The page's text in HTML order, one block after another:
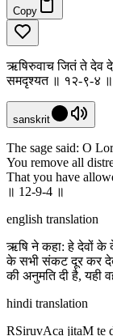
Copy
ऋषिरुवाच जितं ते देव
समदृश्यत ॥ १२-९-४ ॥
sanskrit
The sage said: O
You remove all
That you have
॥ 12-9-4 ॥
english translation
ऋषि ने कहा: हे देवों के
के सभी संकट दूर कर
की अनुमति दी है, यही
hindi translation
RSiruvAca jitaM te